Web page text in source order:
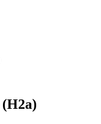
(H2a)